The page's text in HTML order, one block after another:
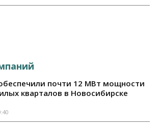
почти 12 МВт мощности
кварталов в Новосибирске